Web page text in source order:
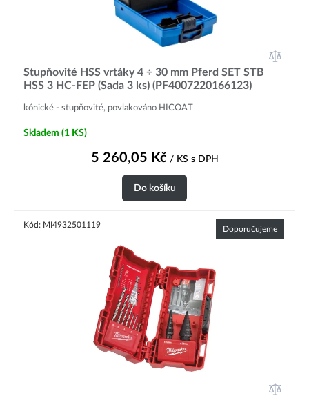
Stupňovité HSS vrtáky 4 ÷ 30 mm Pferd SET STB
HSS 3 HC-FEP (Sada 3 ks) (PF4007220166123)
kónické - stupňovité, povlakováno HICOAT
Skladem (1 KS)
5 260,05 Kč/ KS s DPH
Do košíku
Kód: MI4932501119 Doporučujeme